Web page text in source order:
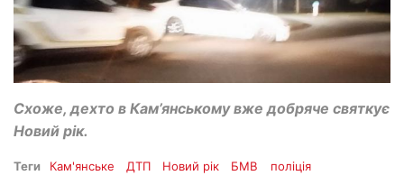
Схоже, дехто в Кам’янському вже добряче святкує
Новий рік.
Теги Кам'янське ДТП Новий рік БМВ поліція